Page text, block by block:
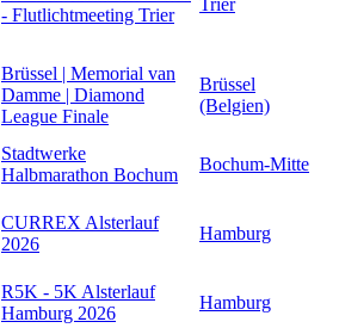
- Flutlichtmeeting Trier
Brüssel | Memorial van
Damme | Diamond
League Finale
Brüssel
(Belgien)
Stadtwerke
Halbmarathon Bochum
Bochum-Mitte
CURREX Alsterlauf
2026
Hamburg
R5K - 5K Alsterlauf
Hamburg 2026
Hamburg